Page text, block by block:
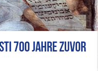
700 Jahre zuvor